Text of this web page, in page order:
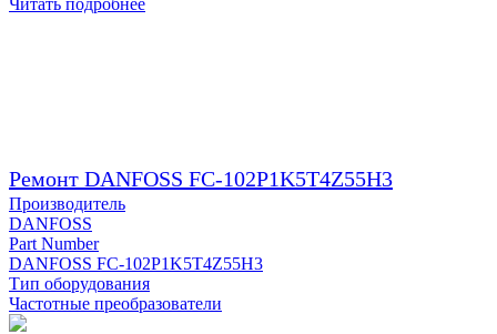
Ремонт DANFOSS FC-102P1K5T4Z55H3
Производитель
DANFOSS
Part Number
DANFOSS FC-102P1K5T4Z55H3
Тип оборудования
Частотные преобразователи